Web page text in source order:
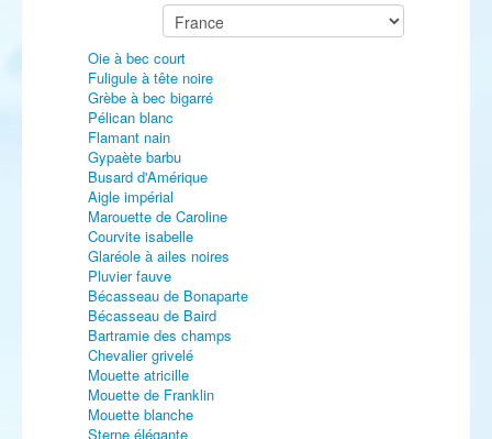
Oie à bec court
Fuligule à tête noire
Grèbe à bec bigarré
Pélican blanc
Flamant nain
Gypaète barbu
Busard d'Amérique
Aigle impérial
Marouette de Caroline
Courvite isabelle
Glaréole à ailes noires
Pluvier fauve
Bécasseau de Bonaparte
Bécasseau de Baird
Bartramie des champs
Chevalier grivelé
Mouette atricille
Mouette de Franklin
Mouette blanche
Sterne élégante